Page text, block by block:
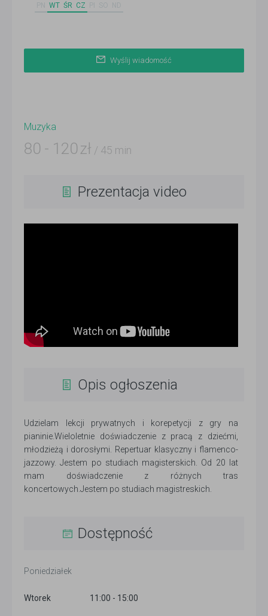
WT ŚR CZ
Wyślij wiadomość
Muzyka
80 - 120 zł / 45 min
Prezentacja video
Opis ogłoszenia
Udzielam lekcji prywatnych i korepetycji z gry na
pianinie.Wieloletnie doświadczenie z pracą z dziećmi,
młodzieżą i dorosłymi. Repertuar klasyczny i flamenco-
jazzowy. Jestem po studiach magisterskich. Od 20 lat
mam doświadczenie z różnych tras
koncertowych.Jestem po studiach magistreskich.
Dostępność
Poniedziałek
Wtorek 11:00 - 15:00